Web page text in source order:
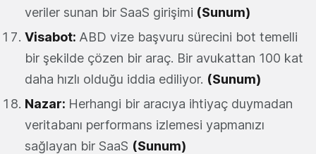
veriler sunan bir SaaS girişimi (Sunum)
Visabot: ABD vize başvuru sürecini bot temelli
bir şekilde çözen bir araç. Bir avukattan 100 kat
daha hızlı olduğu iddia ediliyor. (Sunum)
Nazar: Herhangi bir aracıya ihtiyaç duymadan
veritabanı performans izlemesi yapmanızı
sağlayan bir SaaS (Sunum)